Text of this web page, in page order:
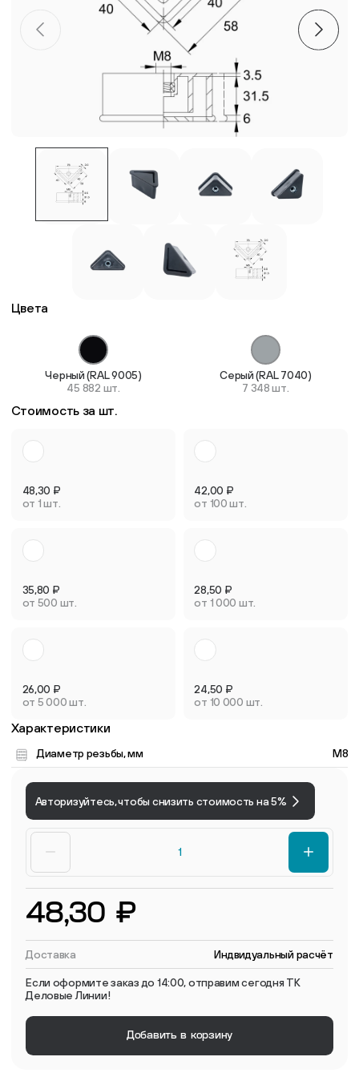
Цвета
Черный (RAL 9005)
45 882 шт.
Серый (RAL 7040)
7 348 шт.
Стоимость за шт.
48,30 ₽
от 1 шт.
42,00 ₽
от 100 шт.
35,80 ₽
от 500 шт.
28,50 ₽
от 1 000 шт.
26,00 ₽
от 5 000 шт.
24,50 ₽
от 10 000 шт.
Характеристики
Диаметр резьбы, мм M8
Авторизуйтесь, чтобы снизить стоимость на 5%
48,30 ₽
Доставка Индвидуальный расчёт
Если оформите заказ до 14:00, отправим сегодня ТК
Деловые Линии!
Добавить в корзину
Пластиковые столешницы для школьных парт
Комплектующие для мебели
Система выравнивания плитки
Дюбель